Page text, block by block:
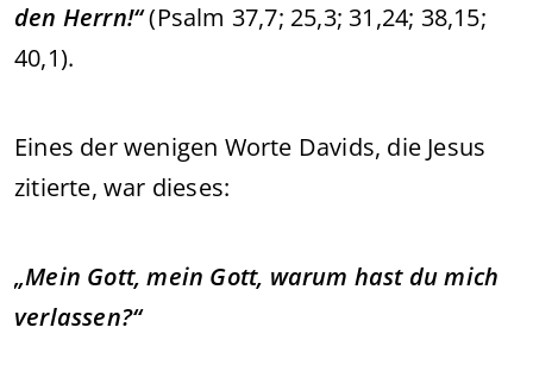
den Herrn!“(Psalm 37,7; 25,3; 31,24; 38,15;
40,1).
Eines der wenigen Worte Davids, die Jesus
zitierte, war dieses:
„Mein Gott, mein Gott, warum hast du mich
verlassen?“